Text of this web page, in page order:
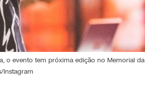
o evento tem próxima edição no Memorial da
Instagram